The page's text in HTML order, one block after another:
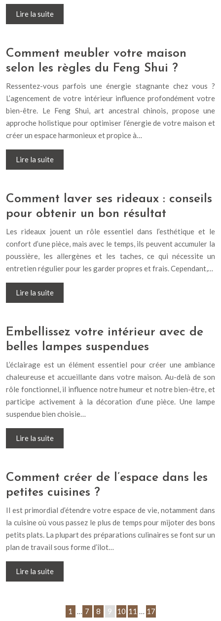
Lire la suite
Comment meubler votre maison
selon les règles du Feng Shui ?
Ressentez-vous parfois une énergie stagnante chez vous ?
L’agencement de votre intérieur influence profondément votre
bien-être. Le Feng Shui, art ancestral chinois, propose une
approche holistique pour optimiser l’énergie de votre maison et
créer un espace harmonieux et propice à…
Lire la suite
Comment laver ses rideaux : conseils
pour obtenir un bon résultat
Les rideaux jouent un rôle essentiel dans l’esthétique et le
confort d’une pièce, mais avec le temps, ils peuvent accumuler la
poussière, les allergènes et les taches, ce qui nécessite un
entretien régulier pour les garder propres et frais. Cependant,…
Lire la suite
Embellissez votre intérieur avec de
belles lampes suspendues
L’éclairage est un élément essentiel pour créer une ambiance
chaleureuse et accueillante dans votre maison. Au-delà de son
rôle fonctionnel, il influence notre humeur et notre bien-être, et
participe activement à la décoration d’une pièce. Une lampe
suspendue bien choisie…
Lire la suite
Comment créer de l’espace dans les
petites cuisines ?
Il est primordial d’étendre votre espace de vie, notamment dans
la cuisine où vous passez le plus de temps pour mijoter des bons
petits plats. La plupart des préparations culinaires se font sur un
plan de travail sous forme d’îlot…
Lire la suite
1 … 7 8 9 10 11 … 17